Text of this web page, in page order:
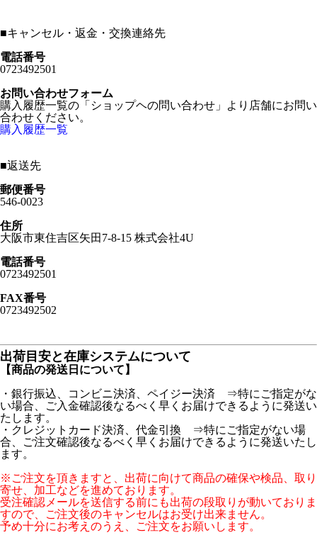
■キャンセル・返金・交換連絡先
電話番号
0723492501
お問い合わせフォーム
購入履歴一覧の「ショップヘの問い合わせ」より店舗にお問い
合わせください。
購入履歴一覧
■返送先
郵便番号
546-0023
住所
大阪市東住吉区矢田7-8-15 株式会社4U
電話番号
0723492501
FAX番号
0723492502
出荷目安と在庫システムについて
【商品の発送日について】
・銀行振込、コンビニ決済、ペイジー決済 ⇒特にご指定がな
い場合、ご入金確認後なるべく早くお届けできるように発送い
たします。
・クレジットカード決済、代金引換 ⇒特にご指定がない場
合、ご注文確認後なるべく早くお届けできるように発送いたし
ます。
※ご注文を頂きますと、出荷に向けて商品の確保や検品、取り
寄せ、加工などを進めております。
受注確認メールを送信する前にも出荷の段取りが動いておりま
すので、ご注文後のキャンセルはお受け出来ません。
予め十分にお考えのうえ、ご注文をお願いします。